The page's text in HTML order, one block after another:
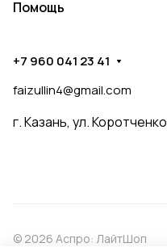
Помощь
+7 960 041 23 41
faizullin4@gmail.com
г. Казань, ул.
© 2026 Аспро: ЛайтШоп